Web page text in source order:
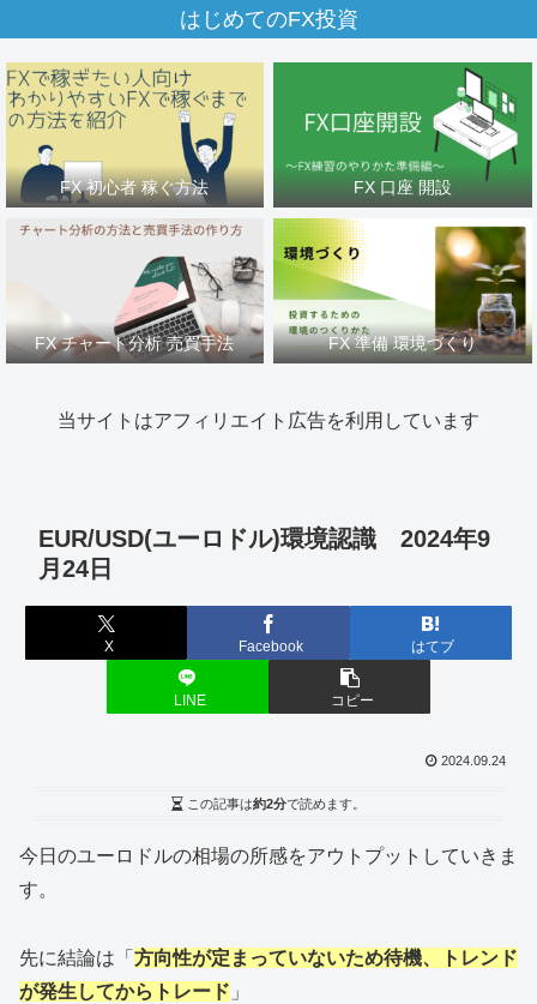
はじめてのFX投資
FX 初心者 稼ぐ方法 FX 口座 開設
FX チャート分析 売買手法 FX 準備 環境づくり
当サイトはアフィリエイト広告を利用しています
EUR/USD(ユーロドル)環境認識 2024年9
月24日
X Facebook はてブ
LINE コピー
2024.09.24
この記事は約2分で読めます。
今日のユーロドルの相場の所感をアウトプットしていきま
す。
先に結論は「 方向性が定まっていないため待機、トレンド
が発生してからトレード 」